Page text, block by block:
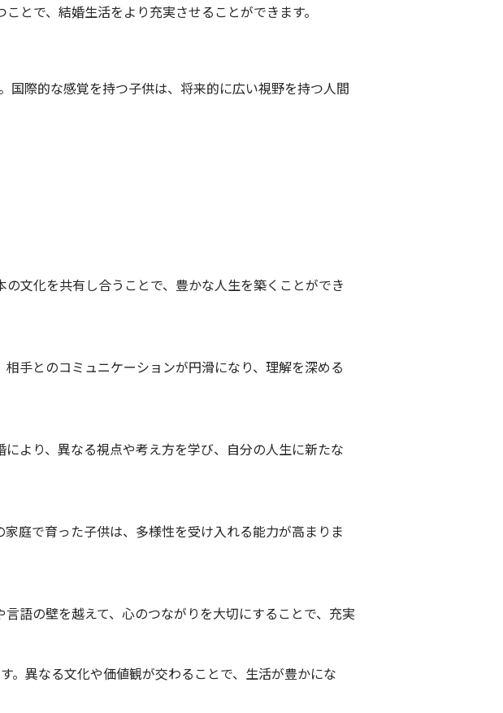
とで、結婚生活をより充実させることができます。
国際的な感覚を持つ子供は、将来的に広い視野を持つ人間
文化を共有し合うことで、豊かな人生を築くことができ
相手とのコミュニケーションが円滑になり、理解を深める
により、異なる視点や考え方を学び、自分の人生に新たな
家庭で育った子供は、多様性を受け入れる能力が高まりま
言語の壁を越えて、心のつながりを大切にすることで、充実
。異なる文化や価値観が交わることで、生活が豊かにな